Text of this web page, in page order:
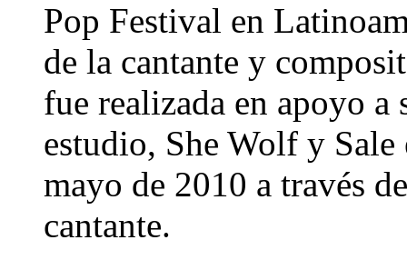
Pop Festival en
de la cantante y
fue realizada en apoyo a
estudio, She Wolf y
mayo de 2010 a través
cantante.​